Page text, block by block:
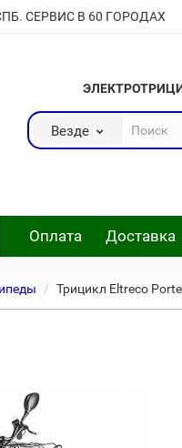
СЕРВИС В 60 ГОРОДАХ
Везде
Оплата Доставка
Трицикл Eltreco